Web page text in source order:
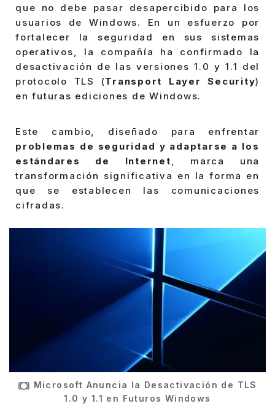
que no debe pasar desapercibido para los
usuarios de Windows. En un esfuerzo por
fortalecer la seguridad en sus sistemas
operativos, la compañía ha confirmado la
desactivación de las versiones 1.0 y 1.1 del
protocolo TLS (Transport Layer Security)
en futuras ediciones de Windows.
Este cambio, diseñado para enfrentar
problemas de seguridad y adaptarse a los
estándares de Internet, marca una
transformación significativa en la forma en
que se establecen las comunicaciones
cifradas.
Microsoft Anuncia la Desactivación de TLS
1.0 y 1.1 en Futuros Windows